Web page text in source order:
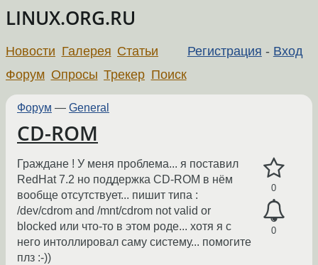
LINUX.ORG.RU
Регистрация - Вход
Новости Галерея Статьи
Форум Опросы Трекер Поиск
Форум — General
CD-ROM
0
0
Граждане ! У меня проблема... я поставил
RedHat 7.2 но поддержка CD-ROM в нём
вообще отсутствует... пишит типа :
/dev/cdrom and /mnt/cdrom not valid or
blocked или что-то в этом роде... хотя я с
него интоллировал саму систему... помогите
плз :-))